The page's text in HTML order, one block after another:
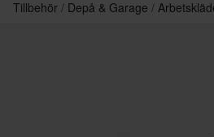
Tillbehör Depå & Garage